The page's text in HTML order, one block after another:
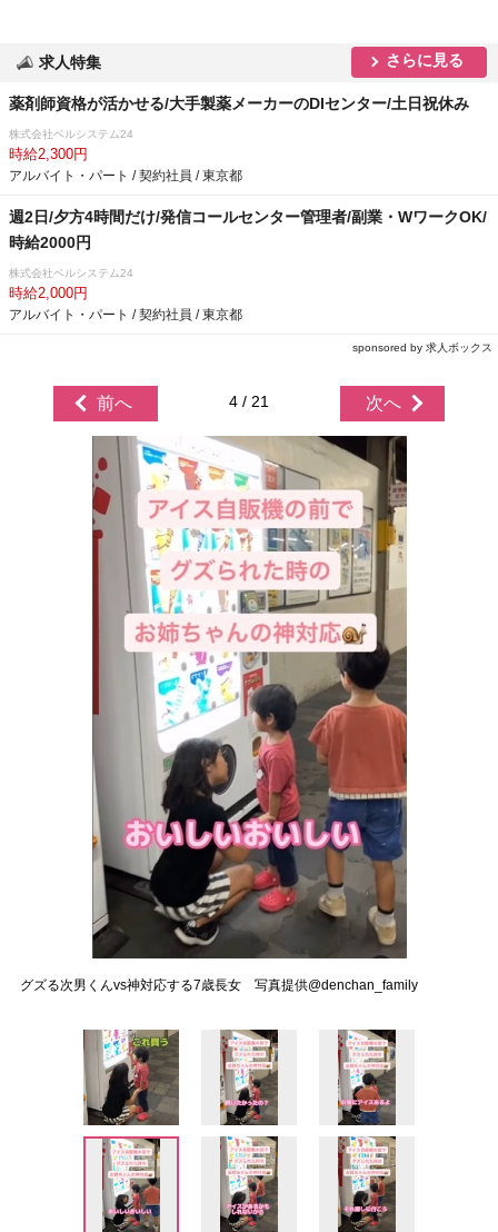
求人特集 さらに見る
薬剤師資格が活かせる/大手製薬メーカーのDIセンター/土日祝休み
株式会社ベルシステム24
時給2,300円
アルバイト・パート / 契約社員 / 東京都
週2日/夕方4時間だけ/発信コールセンター管理者/副業・WワークOK/
時給2000円
株式会社ベルシステム24
時給2,000円
アルバイト・パート / 契約社員 / 東京都
sponsored by 求人ボックス
前へ 4 / 21 次へ
グズる次男くんvs神対応する7歳長女 写真提供@denchan_family